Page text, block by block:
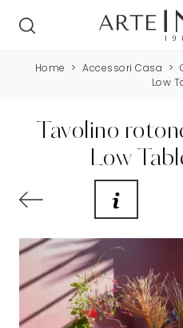
Home > Accessori Casa >
Low
Tavolino
Low